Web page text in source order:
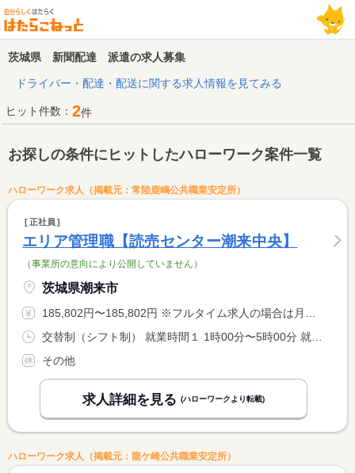
茨城県 新聞配達 派遣の求人募集
ドライバー・配達・配送に関する求人情報を見てみる
ヒット件数： 2件
お探しの条件にヒットしたハローワーク案件一覧
ハローワーク求人（掲載元：常陸鹿嶋公共職業安定所）
正社員
エリア管理職【読売センター潮来中央】
（事業所の意向により公開していません）
茨城県潮来市
185,802円〜185,802円 ※フルタイム求人の場合は月額（換算額）、パート求人の場合は時間額を表示しています。
その他
求人詳細を見る (ハローワークより転載)
ハローワーク求人（掲載元：龍ケ崎公共職業安定所）